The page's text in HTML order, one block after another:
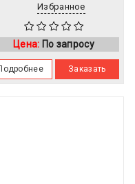
Избранное
Цена: По запросу
Заказать